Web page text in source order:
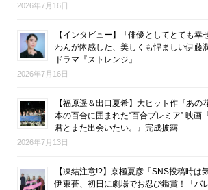
2026年7月16日
【インタビュー】「俳優としてとても幸
わんが体感した、美しくも悍ましい伊藤
ドラマ『ストレンジ』
2026年7月16日
【福原遥＆出口夏希】大ヒット作『あの
本の百合に囲まれた“百合プレミア” 映画
君とまた出会いたい。』完成披露
2026年7月13日
【凍結注意!?】京極夏彦「SNS投稿時は
伊東蒼、初日に劇場でお忍び鑑賞！「バ